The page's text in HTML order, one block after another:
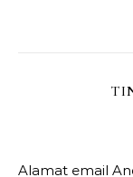
Alamat email